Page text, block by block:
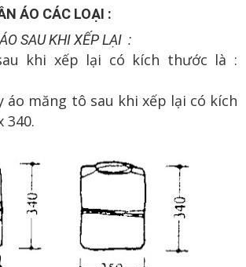
ÁO CÁC LOẠI :
SAU KHI XẾP LẠI :
khi xếp lại có kích thước là :
áo măng tô sau khi xếp lại có kích
340.